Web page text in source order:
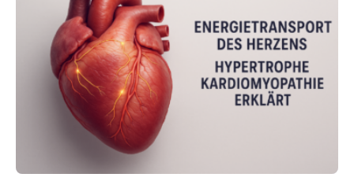
sogenannte Organoide – genutzt werden können, um
vorab zu prüfen, welche Medikamente am besten
wirken. Dabei wurde ein Eiweiß identifiziert, das künftig
als Biomarker für die Wahl der passenden Therapie
dienen könnte. Darmkrebs zählt weltweit zu den
häufigsten Krebsarten und stellt…